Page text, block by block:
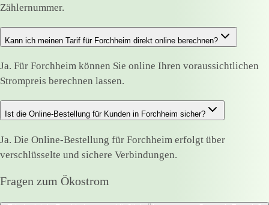
Zählernummer.
Kann ich meinen Tarif für Forchheim direkt online berechnen?
Ja. Für Forchheim können Sie online Ihren voraussichtlichen
Strompreis berechnen lassen.
Ist die Online-Bestellung für Kunden in Forchheim sicher?
Ja. Die Online-Bestellung für Forchheim erfolgt über
verschlüsselte und sichere Verbindungen.
Fragen zum Ökostrom